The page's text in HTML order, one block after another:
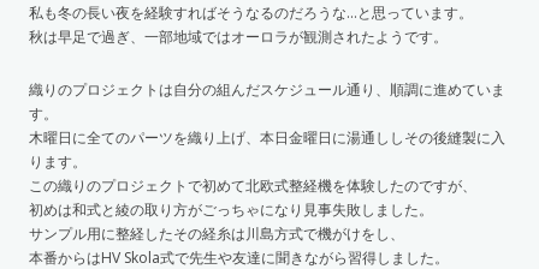
私も冬の長い夜を経験すればそうなるのだろうな…と思っています。
秋は早足で過ぎ、一部地域ではオーロラが観測されたようです。
織りのプロジェクトは自分の組んだスケジュール通り、順調に進めていま
す。
木曜日に全てのパーツを織り上げ、本日金曜日に湯通ししその後縫製に入
ります。
この織りのプロジェクトで初めて北欧式整経機を体験したのですが、
初めは和式と綾の取り方がごっちゃになり見事失敗しました。
サンプル用に整経したその経糸は川島方式で機がけをし、
本番からはHV Skola式で先生や友達に聞きながら習得しました。